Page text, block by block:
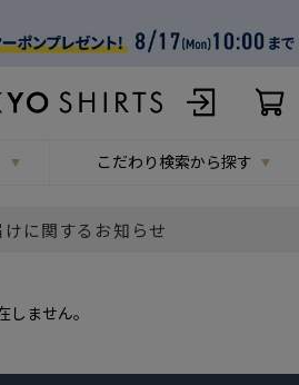
こだわり検索から探す
に関するお知らせ
ません。